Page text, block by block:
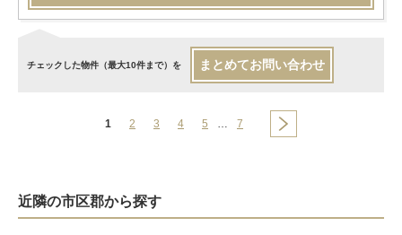
チェックした物件（最大10件まで）を まとめてお問い合わせ
1 2 3 4 5 … 7
近隣の市区郡から探す